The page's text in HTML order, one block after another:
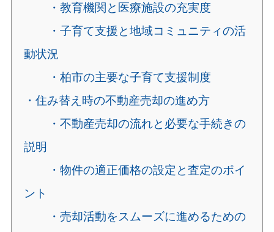
・教育機関と医療施設の充実度
・子育て支援と地域コミュニティの活
動状況
・柏市の主要な子育て支援制度
・住み替え時の不動産売却の進め方
・不動産売却の流れと必要な手続きの
説明
・物件の適正価格の設定と査定のポイ
ント
・売却活動をスムーズに進めるための